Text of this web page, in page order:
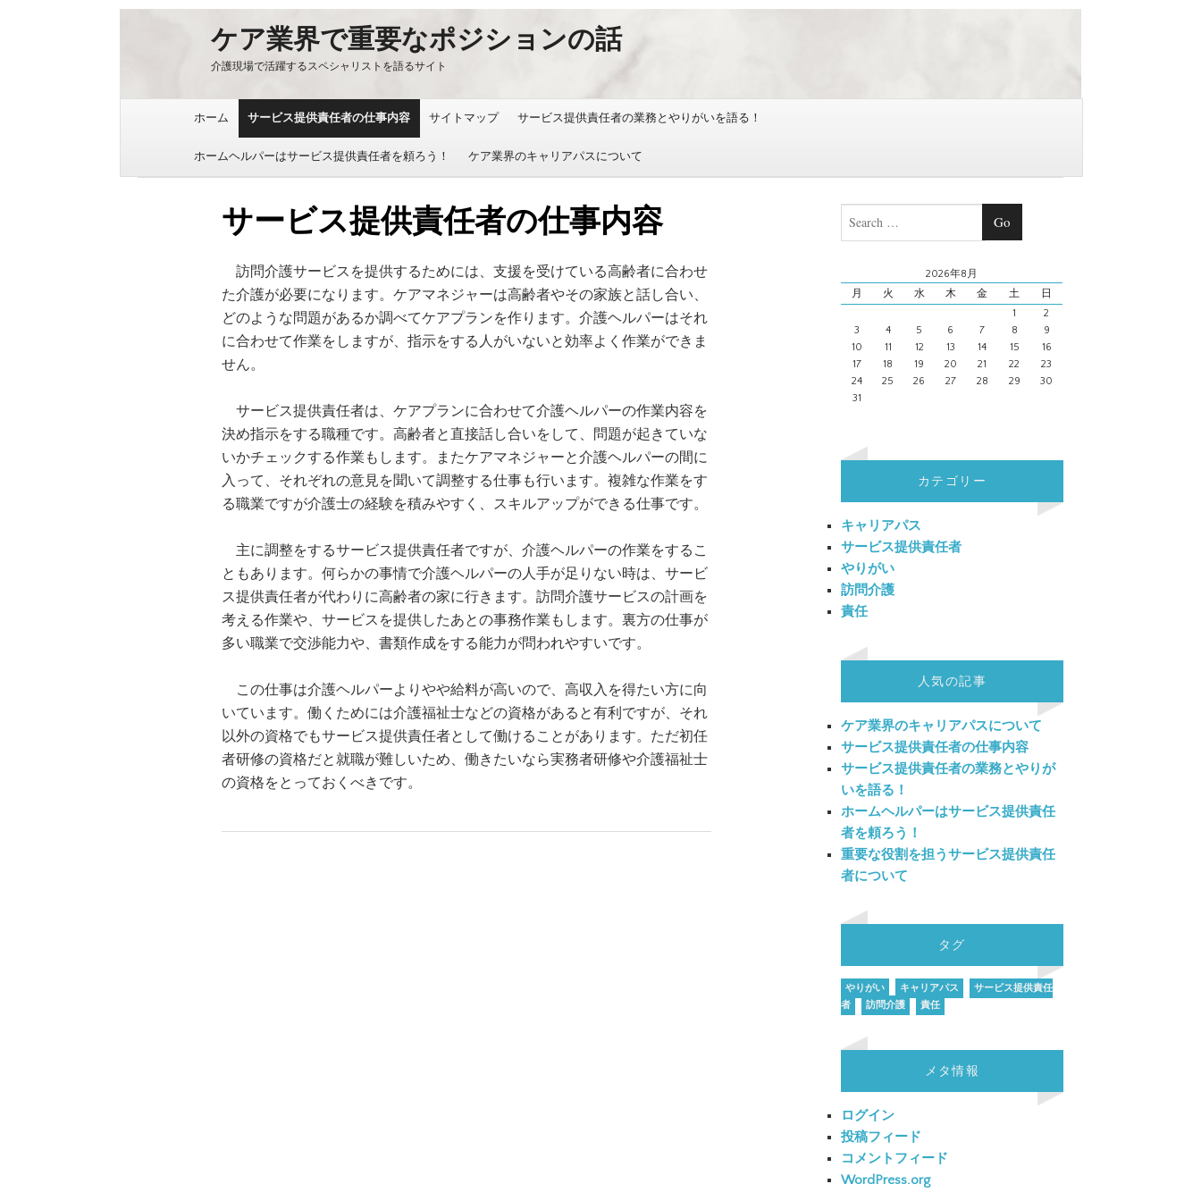
ケア業界で重要なポジションの話
介護現場で活躍するスペシャリストを語るサイト
ホーム サービス提供責任者の仕事内容 サイトマップ サービス提供責任者の業務とやりがいを語る！
ホームヘルパーはサービス提供責任者を頼ろう！ ケア業界のキャリアパスについて
サービス提供責任者の仕事内容
訪問介護サービスを提供するためには、支援を受けている高齢者に合わせ
た介護が必要になります。ケアマネジャーは高齢者やその家族と話し合い、
どのような問題があるか調べてケアプランを作ります。介護ヘルパーはそれ
に合わせて作業をしますが、指示をする人がいないと効率よく作業ができま
せん。
サービス提供責任者は、ケアプランに合わせて介護ヘルパーの作業内容を
決め指示をする職種です。高齢者と直接話し合いをして、問題が起きていな
いかチェックする作業もします。またケアマネジャーと介護ヘルパーの間に
入って、それぞれの意見を聞いて調整する仕事も行います。複雑な作業をす
る職業ですが介護士の経験を積みやすく、スキルアップができる仕事です。
主に調整をするサービス提供責任者ですが、介護ヘルパーの作業をするこ
ともあります。何らかの事情で介護ヘルパーの人手が足りない時は、サービ
ス提供責任者が代わりに高齢者の家に行きます。訪問介護サービスの計画を
考える作業や、サービスを提供したあとの事務作業もします。裏方の仕事が
多い職業で交渉能力や、書類作成をする能力が問われやすいです。
この仕事は介護ヘルパーよりやや給料が高いので、高収入を得たい方に向
いています。働くためには介護福祉士などの資格があると有利ですが、それ
以外の資格でもサービス提供責任者として働けることがあります。ただ初任
者研修の資格だと就職が難しいため、働きたいなら実務者研修や介護福祉士
の資格をとっておくべきです。
Search
2026年8月
月
火 水 木 金 土
日
1
2
3
4 5 6 7 8
9
10
11 12 13 14 15
16
17
18 19 20 21 22
23
24
25 26 27 28 29
30
31
カテゴリー
キャリアパス
サービス提供責任者
やりがい
訪問介護
責任
人気の記事
ケア業界のキャリアパスについて
サービス提供責任者の仕事内容
サービス提供責任者の業務とやりが
いを語る！
ホームヘルパーはサービス提供責任
者を頼ろう！
重要な役割を担うサービス提供責任
者について
タグ
やりがい キャリアパス
サービス提供責任
者
訪問介護 責任
メタ情報
ログイン
投稿フィード
コメントフィード
WordPress.org